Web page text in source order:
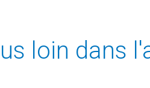
loin dans